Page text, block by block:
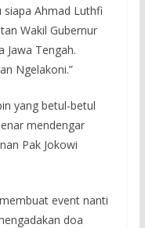
siapa Ahmad Luthfi
Wakil Gubernur
Jawa Tengah.
Ngelakoni.”
yang betul-betul
mendengar
Pak Jokowi
event nanti
doa